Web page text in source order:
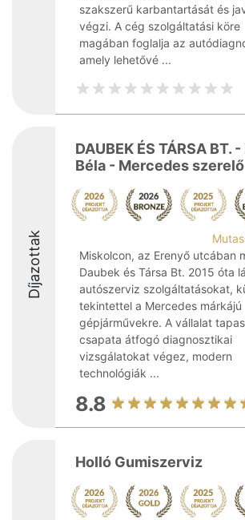
szakszerű karbantartását és
végzi. A cég szolgáltatási köre
magában foglalja az
amely lehetővé ...
Díjazottak
DAUBEK ÉS TÁRSA BT.
Béla - Mercedes szerelő
Miskolcon, az Erenyő utcában
Daubek és Társa Bt. 2015 óta
autószerviz szolgáltatásokat,
tekintettel a Mercedes márkájú
gépjárművekre. A vállalat
csapata átfogó diagnosztikai
vizsgálatokat végez, modern
technológiák ...
8.8
Holló Gumiszerviz